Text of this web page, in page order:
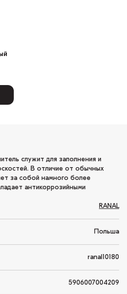
служит для заполнения и
В отличие от обычных
за собой намного более
антикоррозийными
RANAL
Польша
ranal10180
5906007004209